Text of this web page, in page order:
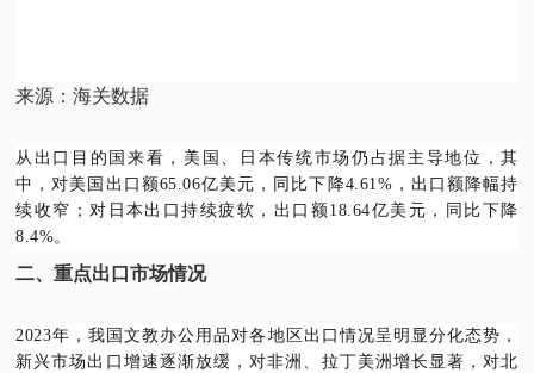
来源：海关数据
从出口目的国来看，美国、日本传统市场仍占据主导地位，其
中，对美国出口额65.06亿美元，同比下降4.61%，出口额降幅持
续收窄；对日本出口持续疲软，出口额18.64亿美元，同比下降
8.4%。
二、重点出口市场情况
2023年，我国文教办公用品对各地区出口情况呈明显分化态势，
新兴市场出口增速逐渐放缓，对非洲、拉丁美洲增长显著，对北